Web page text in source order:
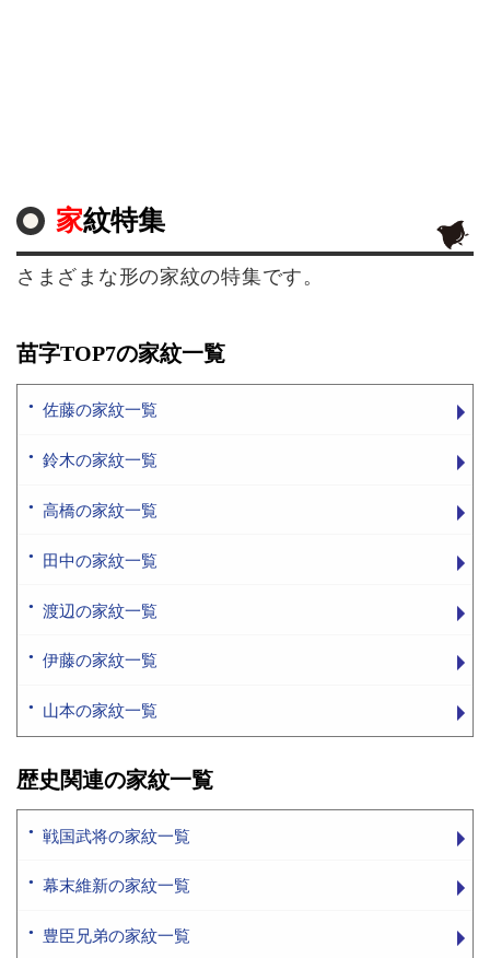
家紋特集
さまざまな形の家紋の特集です。
苗字TOP7の家紋一覧
佐藤の家紋一覧
鈴木の家紋一覧
高橋の家紋一覧
田中の家紋一覧
渡辺の家紋一覧
伊藤の家紋一覧
山本の家紋一覧
歴史関連の家紋一覧
戦国武将の家紋一覧
幕末維新の家紋一覧
豊臣兄弟の家紋一覧